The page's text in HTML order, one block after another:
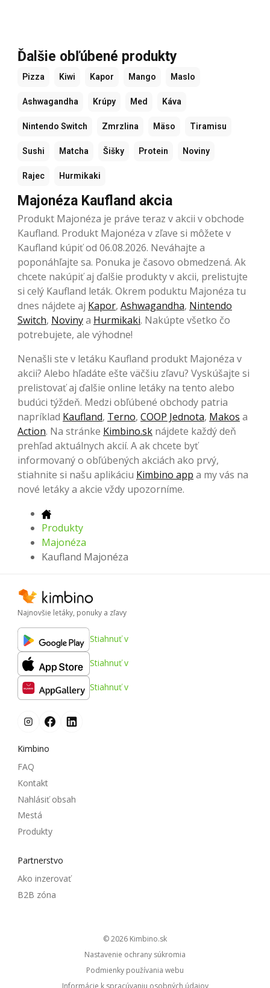
Ďalšie obľúbené produkty
Pizza Kiwi Kapor Mango Maslo
Ashwagandha Krúpy Med Káva
Nintendo Switch Zmrzlina Mäso Tiramisu
Sushi Matcha Šišky Protein Noviny
Rajec Hurmikaki
Majonéza Kaufland akcia
Produkt Majonéza je práve teraz v akcii v obchode
Kaufland. Produkt Majonéza v zľave si môžete v
Kaufland kúpiť od 06.08.2026. Neváhajte a
poponáhľajte sa. Ponuka je časovo obmedzená. Ak
chcete nakúpiť aj ďalšie produkty v akcii, prelistujte
si celý Kaufland leták. Okrem poduktu Majonéza tu
dnes nájdete aj Kapor, Ashwagandha, Nintendo
Switch, Novinya Hurmikaki. Nakúpte všetko čo
potrebujete, ale výhodne!
Nenašli ste v letáku Kaufland produkt Majonéza v
akcii? Alebo hľadáte ešte väčšiu zľavu? Vyskúšajte si
prelistovať aj ďalšie online letáky na tento alebo
budúci týždeň. Medzi obľúbené obchody patria
napríklad Kaufland, Terno, COOP Jednota, Makos a
Action. Na stránke Kimbino.sk nájdete každý deň
prehľad aktuálnych akcií. A ak chcete byť
informovaný o obľúbených akciách ako prvý,
stiahnite si našu aplikáciu Kimbino app a my vás na
nové letáky a akcie vždy upozorníme.
Produkty
Majonéza
Kaufland Majonéza
Najnovšie letáky, ponuky a zľavy
Stiahnuť v
Stiahnuť v
Stiahnuť v
Kimbino
FAQ
Kontakt
Nahlásiť obsah
Mestá
Produkty
Partnerstvo
Ako inzerovať
B2B zóna
© 2026
kimbino.sk
Nastavenie ochrany súkromia
Podmienky používania webu
Informácie k spracúvaniu osobných údajov